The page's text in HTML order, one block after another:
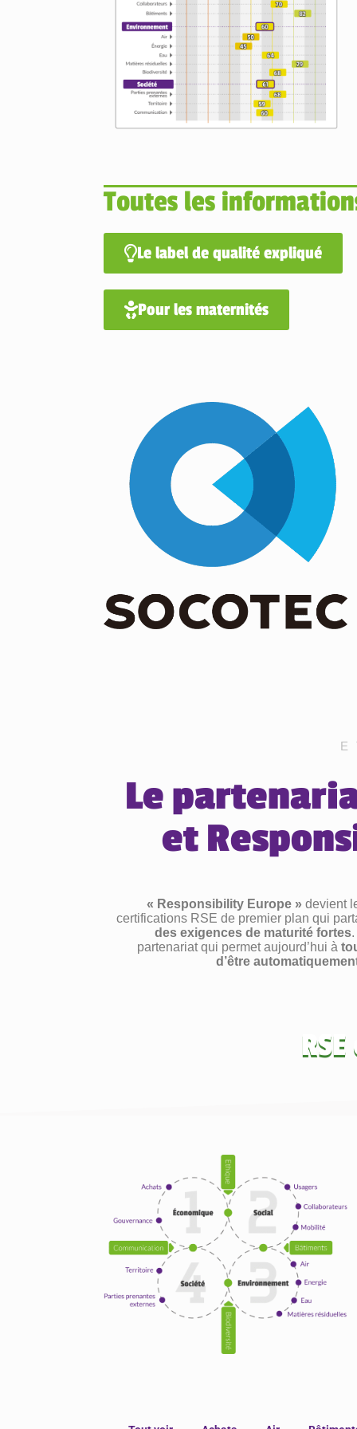
Toutes les
Le label de qualité expliqué
Pour les maternités
Le
et
« Responsibility Europe » devient
certifications RSE de premier plan qui
des exigences de maturité fortes.
partenariat qui permet aujourd’hui à
d’être